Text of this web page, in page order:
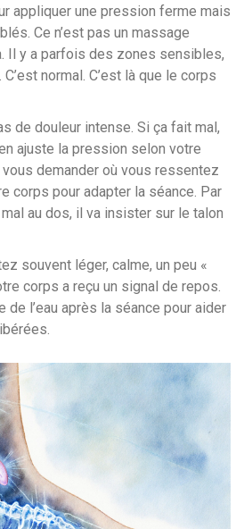
appliquer une pression ferme mais
Ce n’est pas un massage
Il y a parfois des zones sensibles,
normal. C’est là que le corps
de douleur intense. Si ça fait mal,
ajuste la pression selon votre
demander où vous ressentez
corps pour adapter la séance. Par
au dos, il va insister sur le talon
souvent léger, calme, un peu «
corps a reçu un signal de repos.
l’eau après la séance pour aider